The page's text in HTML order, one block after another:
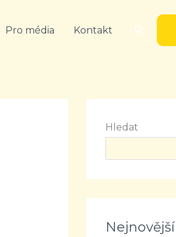
Pro média Kontakt Hledat
Hledat